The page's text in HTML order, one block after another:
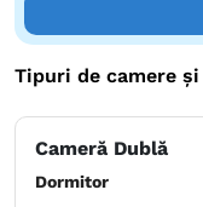
Tipuri de camere
Cameră Dublă
Dormitor